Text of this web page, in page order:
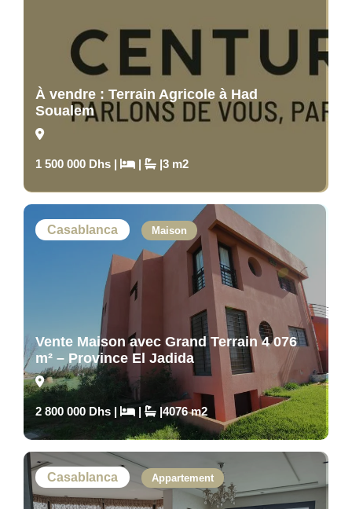
À vendre : Terrain Agricole à Had
Soualem
1 500 000 Dhs | | |3 m2
Casablanca Maison
Vente Maison avec Grand Terrain 4 076
m² – Province El Jadida
2 800 000 Dhs | | |4076 m2
Casablanca Appartement